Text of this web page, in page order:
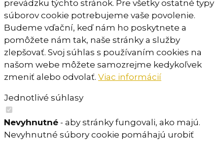
prevádzku týchto stránok. Pre všetky ostatné typy
súborov cookie potrebujeme vaše povolenie.
Budeme vďační, keď nám ho poskytnete a
pomôžete nám tak, naše stránky a služby
zlepšovať. Svoj súhlas s používaním cookies na
našom webe môžete samozrejme kedykoľvek
zmeniť alebo odvolať. Viac informácií
Jednotlivé súhlasy
Nevyhnutné - aby stránky fungovali, ako majú.
Nevyhnutné súbory cookie pomáhajú urobiť